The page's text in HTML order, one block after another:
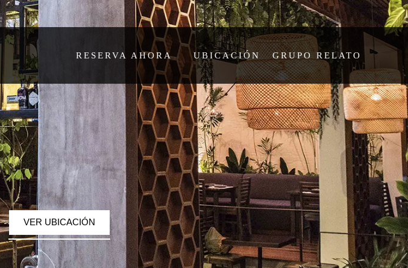
RESERVA AHORA UBICACIÓN GRUPO RELATO
VER UBICACIÓN